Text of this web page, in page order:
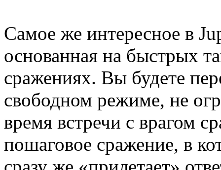
Самое же интересное в
основанная на быстрых
сражениях. Вы будете
свободном режиме, не
время встречи с врагом
пошаговое сражение, в